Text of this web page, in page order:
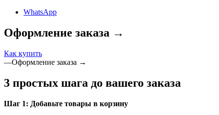
WhatsApp
Оформление заказа →
Как купить
—Оформление заказа →
3 простых шага до вашего заказа
Шаг 1: Добавьте товары в корзину